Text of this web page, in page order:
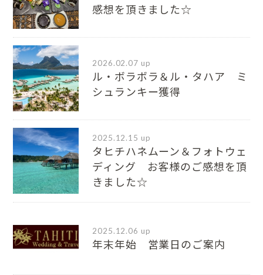
感想を頂きました☆
2026.02.07 up
ル・ボラボラ＆ル・タハア ミ
シュランキー獲得
2025.12.15 up
タヒチハネムーン＆フォトウェ
ディング お客様のご感想を頂
きました☆
2025.12.06 up
年末年始 営業日のご案内